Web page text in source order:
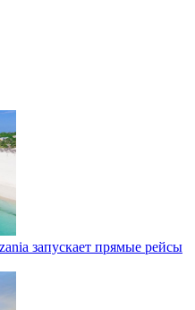
запускает прямые рейсы